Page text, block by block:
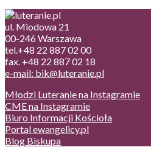
ul. Miodowa 21
00-246 Warszawa
tel.+48 22 887 02 00
fax. +48 22 887 02 18
e-mail: bik@luteranie.pl
Młodzi Luteranie na Instagramie
CME na Instagramie
Biuro Informacji Kościoła
Portal ewangelicy.pl
Blog Biskupa